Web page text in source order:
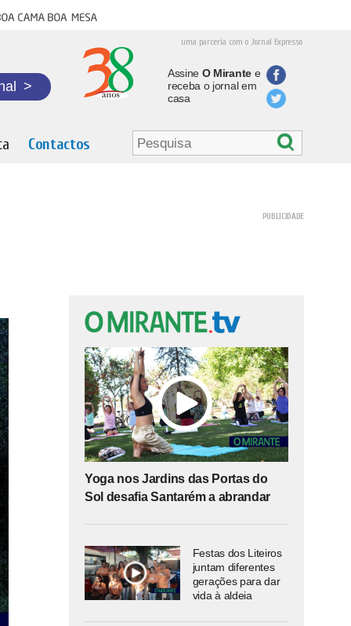
cama boa mesa
uma parceria com o Jornal Expresso
>
Assine O Mirantee
receba o jornal em
casa
Contactos
Yoga nos Jardins das Portas do
Sol desafia Santarém a abrandar
Festas dos Liteiros
juntam diferentes
gerações para dar
vida à aldeia